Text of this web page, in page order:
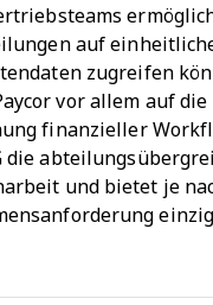
auf
zugreifen
vor allem auf die
finanzieller
die
und bietet je